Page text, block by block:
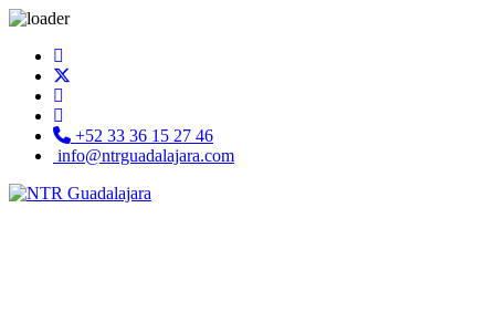
+52 33 36 15 27 46
info@ntrguadalajara.com